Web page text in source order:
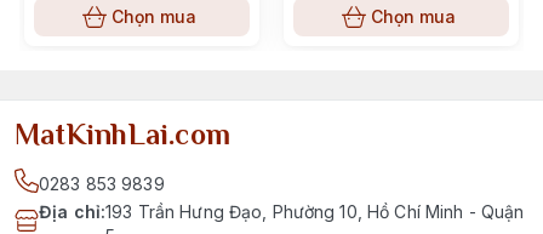
Chọn mua Chọn mua
MatKinhLai.com
0283 853 9839
Địa chỉ:193 Trần Hưng Đạo, Phường 10, Hồ Chí Minh - Quận